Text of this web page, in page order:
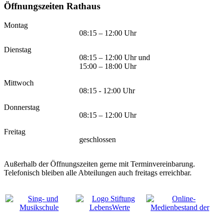
Öffnungszeiten Rathaus
Montag
08:15 – 12:00 Uhr
Dienstag
08:15 – 12:00 Uhr und
15:00 – 18:00 Uhr
Mittwoch
08:15 - 12:00 Uhr
Donnerstag
08:15 – 12:00 Uhr
Freitag
geschlossen
Außerhalb der Öffnungszeiten gerne mit Terminvereinbarung.
Telefonisch bleiben alle Abteilungen auch freitags erreichbar.